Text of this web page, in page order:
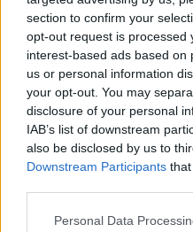
section to confirm your
opt-out request is processed
interest-based ads based on
us or personal information
your opt-out. You may
disclosure of your personal
IAB’s list of downstream
also be disclosed by us to
Downstream Participants
Personal Data
Premio
Contro le perdite
Napoli-Pisa,
Delmas Obou
metri
La pista di atletica